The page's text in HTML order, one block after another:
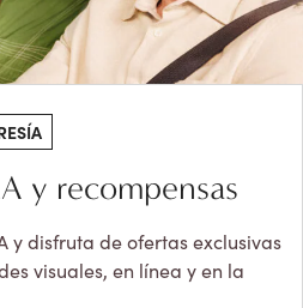
y recompensas
y disfruta de ofertas exclusivas
visuales, en línea y en la